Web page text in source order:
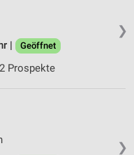
❯
|
Geöffnet
Prospekte
❯